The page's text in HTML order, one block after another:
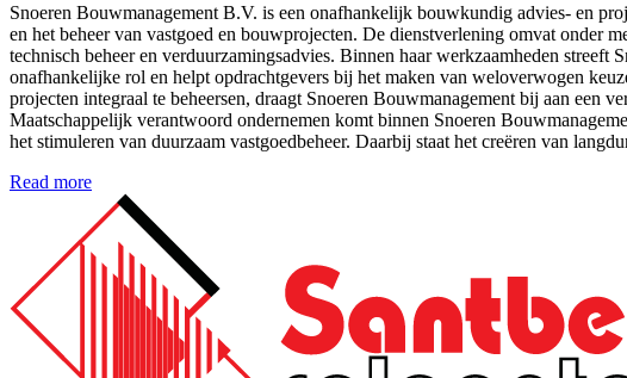
Snoeren Bouwmanagement B.V. is een onafhankelijk bouwkundig advies- en
en het beheer van vastgoed en bouwprojecten. De dienstverlening omvat onder
technisch beheer en verduurzamingsadvies. Binnen haar werkzaamheden
onafhankelijke rol en helpt opdrachtgevers bij het maken van weloverwogen
projecten integraal te beheersen, draagt Snoeren Bouwmanagement bij aan een
Maatschappelijk verantwoord ondernemen komt binnen Snoeren
het stimuleren van duurzaam vastgoedbeheer. Daarbij staat het creëren van
Read more